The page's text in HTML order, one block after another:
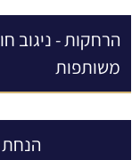
הרחקות - ניגוב
משותפות
הנחת